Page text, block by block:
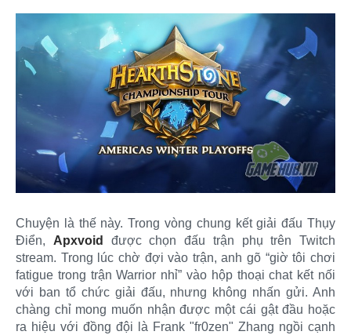
Chuyện là thế này. Trong vòng chung kết giải đấu Thụy
Điển, Apxvoid
được chọn đấu trận phụ trên Twitch
stream. Trong lúc chờ đợi vào trận, anh gõ “giờ tôi chơi
fatigue trong trận Warrior nhỉ” vào hộp thoại chat kết nối
với ban tổ chức giải đấu, nhưng không nhấn gửi. Anh
chàng chỉ mong muốn nhận được một cái gật đầu hoặc
ra hiệu với đồng đội là Frank "fr0zen" Zhang ngồi cạnh